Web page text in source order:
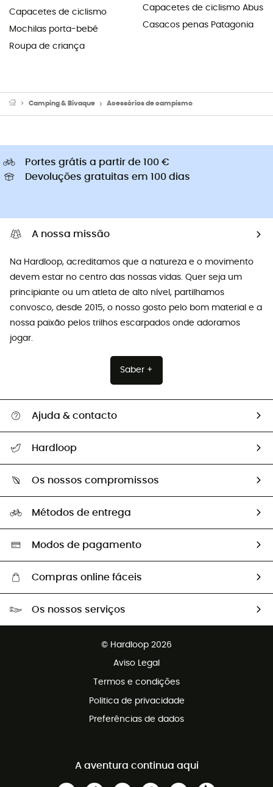
Capacetes de ciclismo
Mochilas porta-bebé
Roupa de criança
Capacetes de ciclismo Abus
Casacos penas Patagonia
Camping & Bivaque Acessórios de campismo
Portes grátis a partir de 100 €
Devoluções gratuitas em 100 dias
A nossa missão
Na Hardloop, acreditamos que a natureza e o movimento
devem estar no centro das nossas vidas. Quer seja um
principiante ou um atleta de alto nível, partilhamos
convosco, desde 2015, o nosso gosto pelo bom material e a
nossa paixão pelos trilhos escarpados onde adoramos
jogar.
Saber +
Ajuda & contacto
Devoluções e reembolsos
Guia de tamanhos
Trocas & Devoluções
Hardloop
Os nossos embaixadores
Os nossos compromissos
Seleção eco-responsável
Métodos de entrega
Modos de pagamento
Compras online fáceis
Devoluções gratuitas em 100 dias
Os nossos serviços
© Hardloop 2026
Aviso Legal
Termos e condições
Politica de privacidade
Preferências de dados
A aventura continua aqui